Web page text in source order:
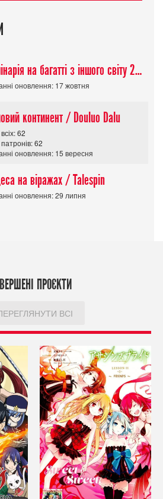
Кулінарія на багатті з іншого світу 2 сезон/ Tondemo Skill de Isekai Hourou
оновлення: 17 жовтня
континент / Douluo Dalu
62
62
оновлення: 15 вересня
на віражах / Talespin
оновлення: 29 липня
ПРОЄКТИ
ВСІ